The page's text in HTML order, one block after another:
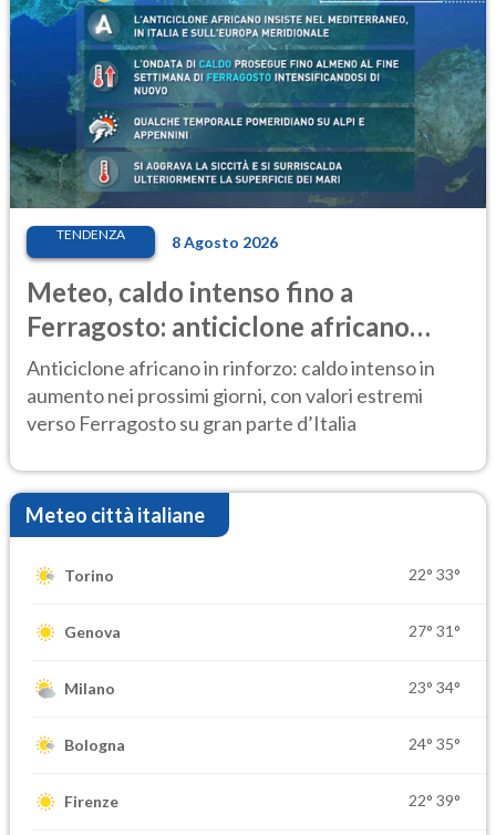
TENDENZA 8 Agosto 2026
Meteo, caldo intenso fino a
Ferragosto: anticiclone africano
ancora protagonista
Anticiclone africano in rinforzo: caldo intenso in
aumento nei prossimi giorni, con valori estremi
verso Ferragosto su gran parte d’Italia
Meteo città italiane
Torino 22° 33°
Genova 27° 31°
Milano 23° 34°
Bologna 24° 35°
Firenze 22° 39°